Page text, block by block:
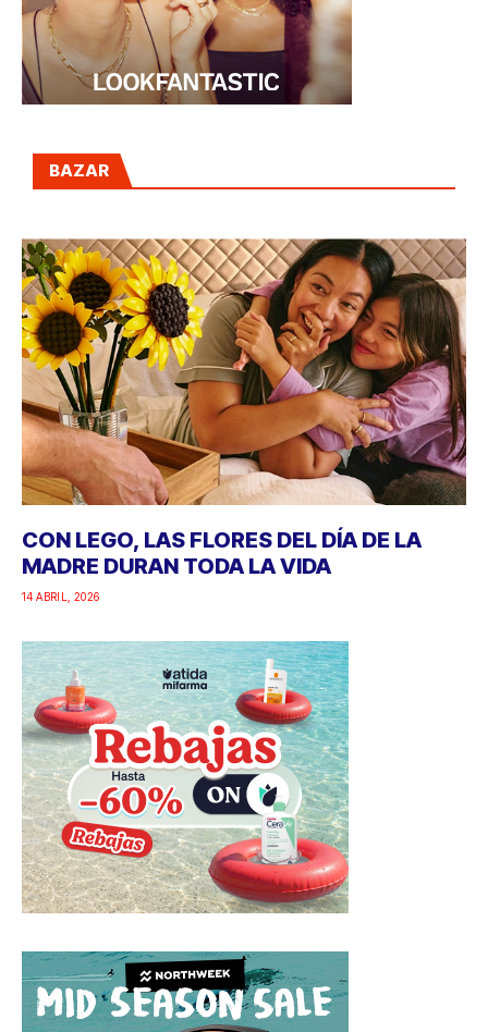
BAZAR
CON LEGO, LAS FLORES DEL DÍA DE LA
MADRE DURAN TODA LA VIDA
14 ABRIL, 2026